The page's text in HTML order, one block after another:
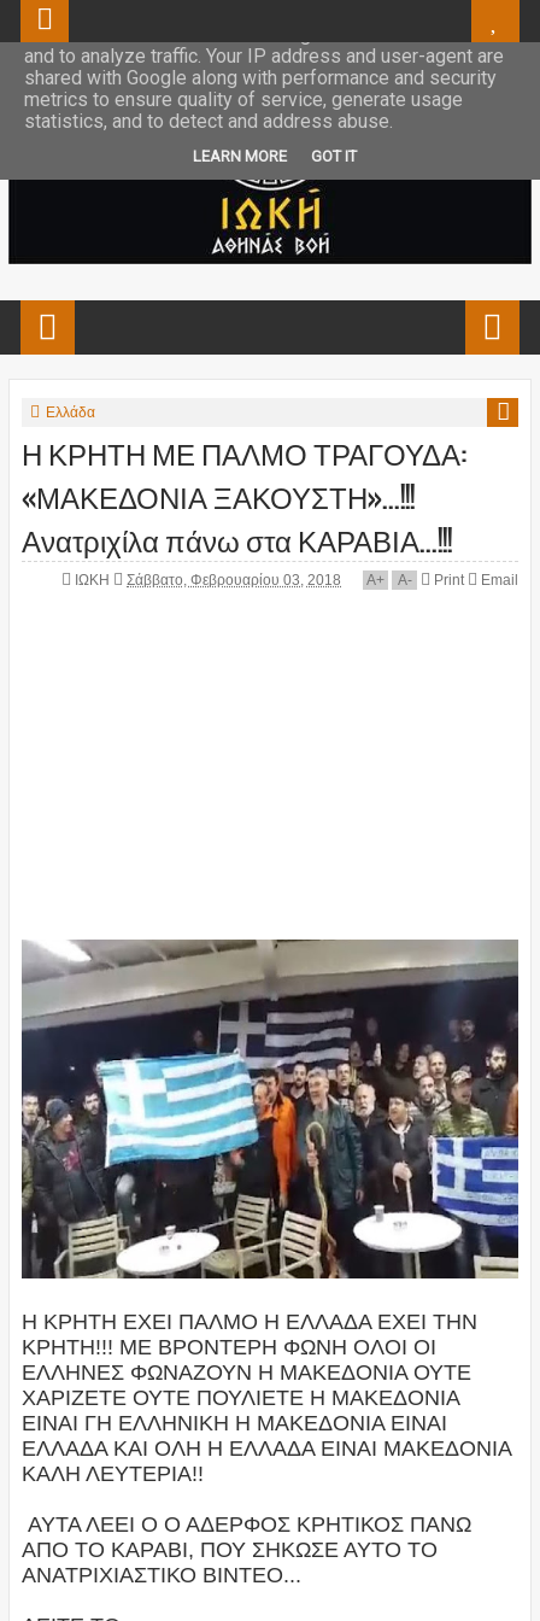
Ελλάδα
Η ΚΡΗΤΗ ΜΕ ΠΑΛΜΟ ΤΡΑΓΟΥΔΑ:
«ΜΑΚΕΔΟΝΙΑ ΞΑΚΟΥΣΤΗ»...!!!
Ανατριχίλα πάνω στα ΚΑΡΑΒΙΑ...!!!
ΙΩΚΗ Σάββατο, Φεβρουαρίου 03, 2018 A+ A- Print Email
Η ΚΡΗΤΗ ΕΧΕΙ ΠΑΛΜΟ Η ΕΛΛΑΔΑ ΕΧΕΙ ΤΗΝ
ΚΡΗΤΗ!!! ΜΕ ΒΡΟΝΤΕΡΗ ΦΩΝΗ ΟΛΟΙ ΟΙ
ΕΛΛΗΝΕΣ ΦΩΝΑΖΟΥΝ Η ΜΑΚΕΔΟΝΙΑ ΟΥΤΕ
ΧΑΡΙΖΕΤΕ ΟΥΤΕ ΠΟΥΛΙΕΤΕ Η ΜΑΚΕΔΟΝΙΑ
ΕΙΝΑΙ ΓΗ ΕΛΛΗΝΙΚΗ Η ΜΑΚΕΔΟΝΙΑ ΕΙΝΑΙ
ΕΛΛΑΔΑ ΚΑΙ ΟΛΗ Η ΕΛΛΑΔΑ ΕΙΝΑΙ ΜΑΚΕΔΟΝΙΑ
ΚΑΛΗ ΛΕΥΤΕΡΙΑ!!
ΑΥΤΑ ΛΕΕΙ Ο Ο ΑΔΕΡΦΟΣ ΚΡΗΤΙΚΟΣ ΠΑΝΩ
ΑΠΟ ΤΟ ΚΑΡΑΒΙ, ΠΟΥ ΣΗΚΩΣΕ ΑΥΤΟ ΤΟ
ΑΝΑΤΡΙΧΙΑΣΤΙΚΟ ΒΙΝΤΕΟ...
This site uses cookies from Google to deliver its services
and to analyze traffic. Your IP address and user-agent are
shared with Google along with performance and security
metrics to ensure quality of service, generate usage
statistics, and to detect and address abuse.
LEARN MORE GOT IT